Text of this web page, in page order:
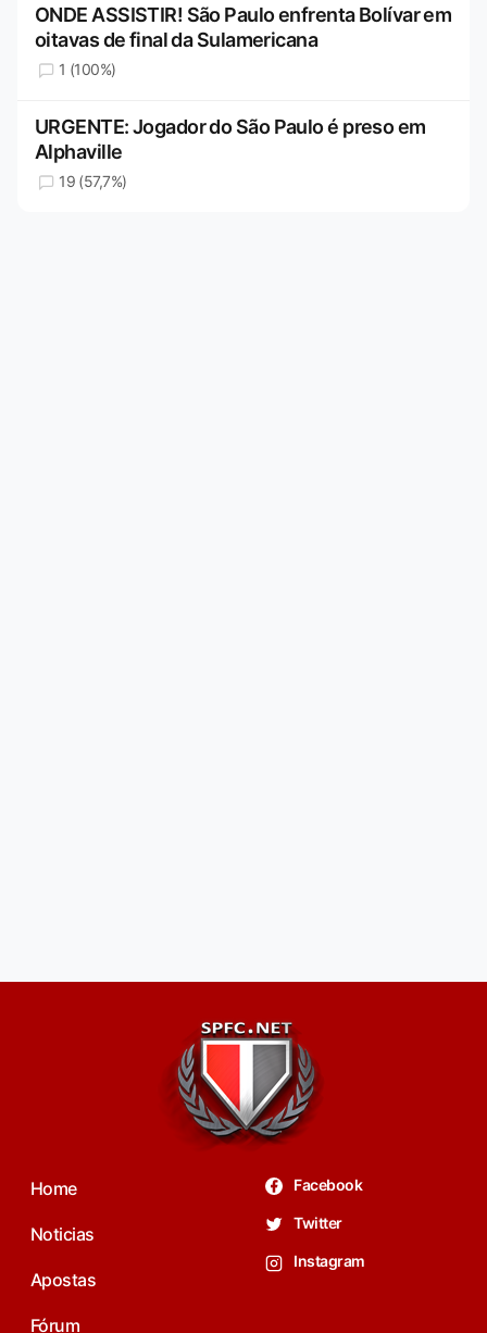
ONDE ASSISTIR! São Paulo enfrenta Bolívar em
oitavas de final da Sulamericana
1 (100%)
URGENTE: Jogador do São Paulo é preso em
Alphaville
19 (57,7%)
Home
Noticias
Apostas
Fórum
Facebook
Twitter
Instagram